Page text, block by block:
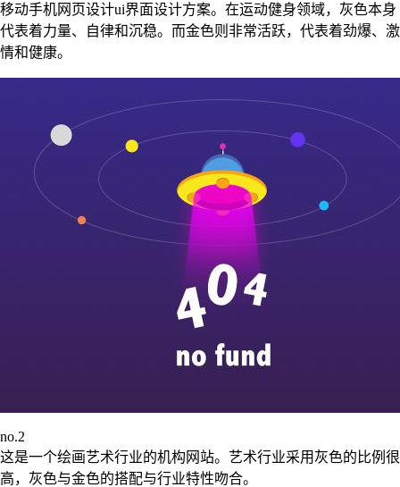
移动手机网页设计ui界面设计方案。在运动健身领域，灰色本身
代表着力量、自律和沉稳。而金色则非常活跃，代表着劲爆、激
情和健康。
no.2
这是一个绘画艺术行业的机构网站。艺术行业采用灰色的比例很
高，灰色与金色的搭配与行业特性吻合。